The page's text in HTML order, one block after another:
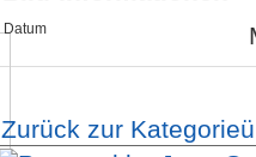
Datum
Zurück zur